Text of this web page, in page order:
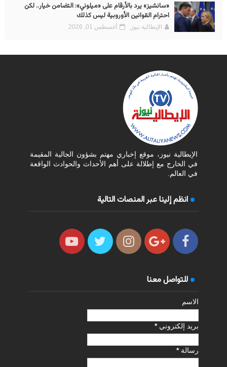
«سانشيز» يرد بالأرقام على «ميلوني»: التضامن خيار.. لكن
احترام القوانين الأوروبية ليس كذلك
الإيطالية نيوز أغسطس 01, 2026
الإيطالية نيوز، موقع إخباري مهتم بشؤون الجالية المقيمة
في الخارج مع إطلالة على أهم الأحداث والحوادث الواقعة
في العالم.
انظم إلينا عبر المنصات التالية
للتواصل معنا
الاسم
بريد إلكتروني*
رسالة*